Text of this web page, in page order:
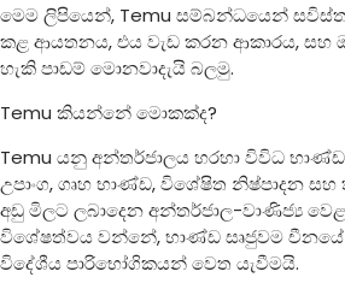
මෙම ලිපියෙන්, Temu සම්බන්ධයෙන්
කළ ආයතනය, එය වැඩ කරන ආකාරය, සහ
හැකි පාඩම් මොනවාදැයි බලමු.
Temu කියන්නේ මොකක්ද?
Temu යනු අන්තර්ජාලය හරහා විවිධ
උපාංග, ගෘහ භාණ්ඩ, විශේෂිත නිෂ්පාදන
අඩු මිලට ලබාදෙන අන්තර්ජාල-වාණිජ්‍ය
විශේෂත්වය වන්නේ, භාණ්ඩ සෘජුවම චීනයේ
විදේශීය පාරිභෝගිකයන් වෙත යැවීමයි.